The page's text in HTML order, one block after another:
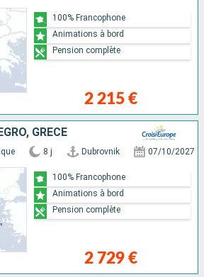
2 215 €
100% Francophone
Animations à bord
Pension complète
GRÈCE
8 j Dubrovnik 07/10/2027
2 729 €
100% Francophone
Animations à bord
Pension complète